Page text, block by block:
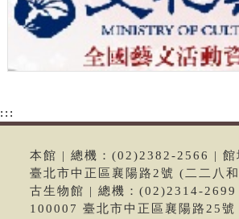
:::
本館 | 總機：(02)2382-2566 | 館
臺北市中正區襄陽路2號 (二二八
古生物館 | 總機：(02)2314-2699
100007 臺北市中正區襄陽路25號